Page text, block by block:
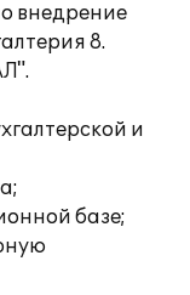
внедрение
8.
и
базе;